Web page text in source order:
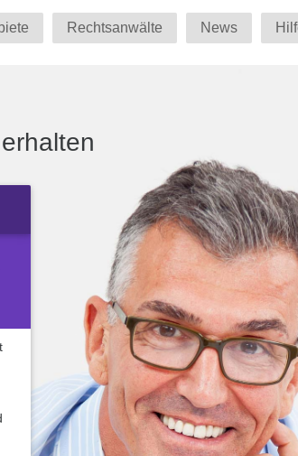
Rechtsanwälte News